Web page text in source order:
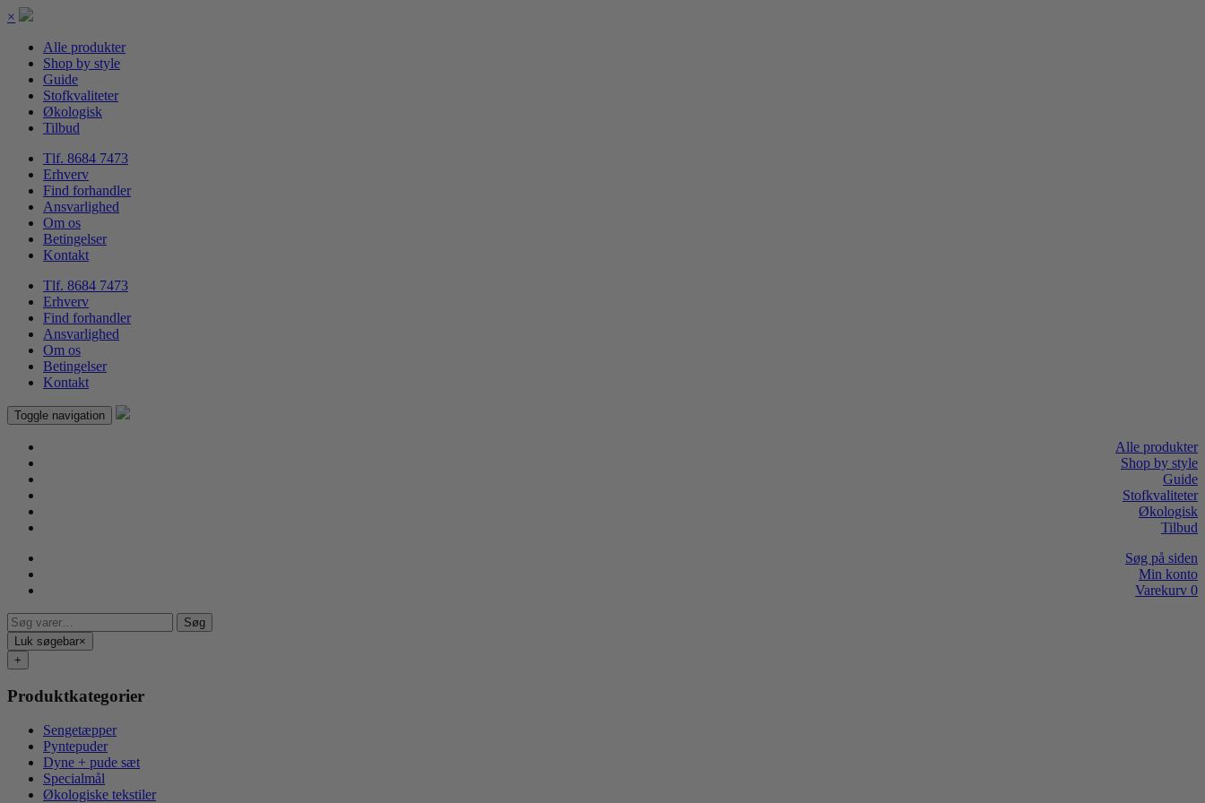
×
Alle produkter
Shop by style
Guide
Stofkvaliteter
Økologisk
Tilbud
Tlf. 8684 7473
Erhverv
Find forhandler
Ansvarlighed
Om os
Betingelser
Kontakt
Tlf. 8684 7473
Erhverv
Find forhandler
Ansvarlighed
Om os
Betingelser
Kontakt
Toggle navigation
Alle produkter
Shop by style
Guide
Stofkvaliteter
Økologisk
Tilbud
Søg på siden
Min konto
Varekurv 0
Søg
efter:
Søg
Luk søgebar×
+
Produktkategorier
Sengetæpper
Pyntepuder
Dyne + pude sæt
Specialmål
Økologiske tekstiler